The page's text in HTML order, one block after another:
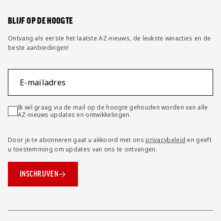
BLIJF OP DE HOOGTE
Ontvang als eerste het laatste AZ-nieuws, de leukste winacties en de
beste aanbiedingen!
E-mailadres
Ik wil graag via de mail op de hoogte gehouden worden van alle
AZ-nieuws updates en ontwikkelingen.
Door je te abonneren gaat u akkoord met onsprivacybeleid en geeft
u toestemming om updates van ons te ontvangen.
INSCHRIJVEN